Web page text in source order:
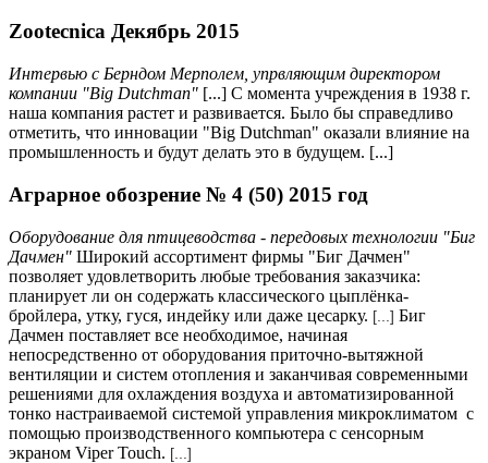
Zootecnica Декябрь 2015
Интервью с Берндом Мерполем, упрвляющим директором
компании "Big Dutchman" [...] С момента учреждения в 1938 г.
наша компания растет и развивается. Было бы справедливо
отметить, что инновации "Big Dutchman" оказали влияние на
промышленность и будут делать это в будущем. [...]
Аграрное обозрение № 4 (50) 2015 год
Оборудование для птицеводства - передовых технологии "Биг
Дачмен" Широкий ассортимент фирмы "Биг Дачмен"
позволяет удовлетворить любые требования заказчика:
планирует ли он содержать классического цыплёнка-
бройлера, утку, гуся, индейку или даже цесарку. [...] Биг
Дачмен поставляет все необходимое, начиная
непосредственно от оборудования приточно-вытяжной
вентиляции и систем отопления и заканчивая современными
решениями для охлаждения воздуха и автоматизированной
тонко настраиваемой системой управления микроклиматом с
помощью производственного компьютера с сенсорным
экраном Viper Touch. [...]